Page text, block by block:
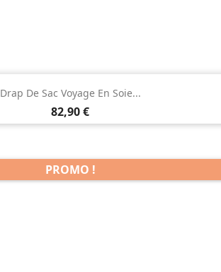
Drap De Sac Voyage En Soie...
Prix
82,90 €
 Aperçu rapide
PROMO !